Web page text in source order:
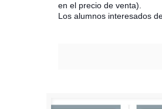
en el precio de venta).
Los alumnos interesados